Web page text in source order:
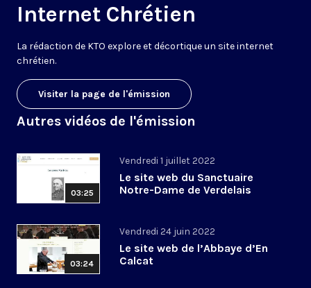
Internet Chrétien
La rédaction de KTO explore et décortique un site internet
chrétien.
Visiter la page de l'émission
Autres vidéos de l'émission
03:25
Vendredi 1 juillet 2022
Le site web du Sanctuaire
Notre-Dame de Verdelais
03:24
Vendredi 24 juin 2022
Le site web de l’Abbaye d’En
Calcat